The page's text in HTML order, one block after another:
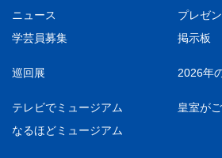
ニュース
プレゼ
学芸員募集
掲示板
巡回展 2026年
テレビでミュージアム
皇室が
なるほどミュージアム